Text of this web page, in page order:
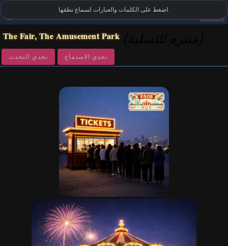
LanguageGuide.org•المفردات البصرية الإنجليزية بريطانية
The Fair, The Amusement Park
تحدي التحدث تحدي الاستماع
اضغط على الكلمات والعبارات لسماع نطقها.